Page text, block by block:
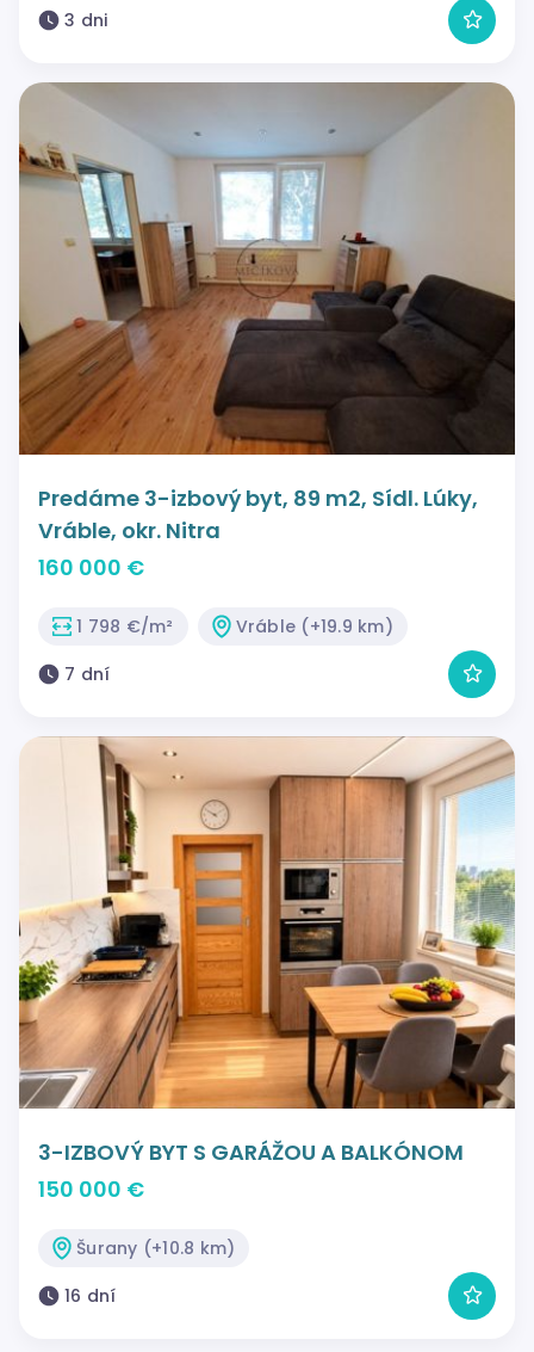
3 dni
Predáme 3-izbový byt, 89 m2, Sídl. Lúky,
Vráble, okr. Nitra
160 000 €
1 798 €/m²
Vráble (+19.9 km)
7 dní
3-IZBOVÝ BYT S GARÁŽOU A BALKÓNOM
150 000 €
Šurany (+10.8 km)
16 dní